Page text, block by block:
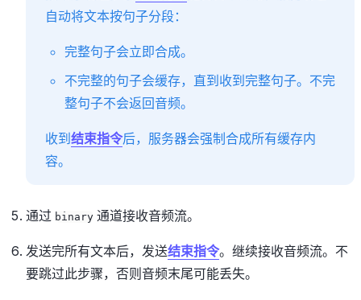
自动将文本按句子分段：
完整句子会立即合成。
不完整的句子会缓存，直到收到完整句子。不完
整句子不会返回音频。
收到 结束指令后，服务器会强制合成所有缓存内
容。
通过 binary 通道接收音频流。
发送完所有文本后，发送结束指令。继续接收音频流。不
要跳过此步骤，否则音频末尾可能丢失。